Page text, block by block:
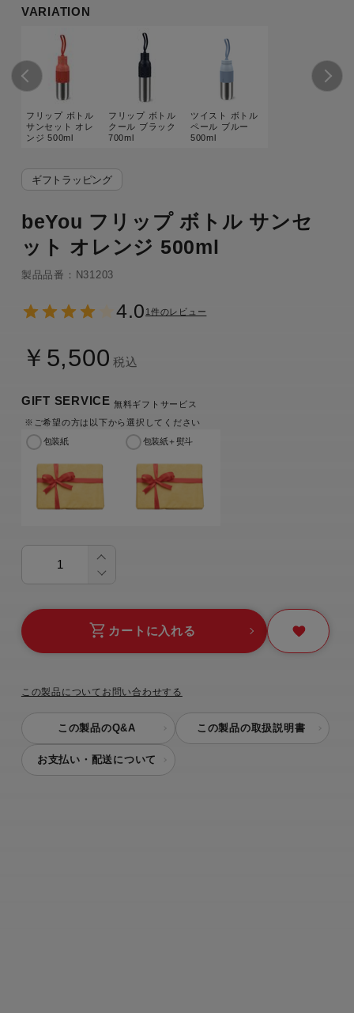
ギフトラッピング
beYou フリップ ボトル サンセ
ット オレンジ 500ml
製品品番：N31203
4.01件のレビュー
￥5,500 税込
VARIATION
フリップ ボトル
サンセット オレ
ンジ 500ml
フリップ ボトル
クール ブラック
700ml
ツイスト ボトル
ペール ブルー
500ml
GIFT SERVICE 無料ギフトサービス
※ご希望の方は以下から選択してください
包装紙
包装紙＋熨斗
カートに入れる
この製品についてお問い合わせする
この製品のQ&A この製品の取扱説明書
お支払い・配送について